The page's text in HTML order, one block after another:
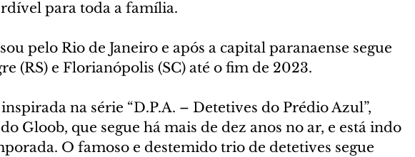
para toda a família.
pelo Rio de Janeiro e após a capital paranaense segue
(RS) e Florianópolis (SC) até o fim de 2023.
na série “D.P.A. – Detetives do Prédio Azul”,
Gloob, que segue há mais de dez anos no ar, e está indo
O famoso e destemido trio de detetives segue